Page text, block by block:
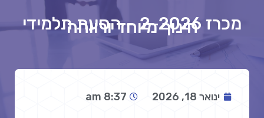
מכרז 2-2026 – הסעת תלמידי
חינוך מיוחד ורווחה
ינואר 18, 2026 8:37 am